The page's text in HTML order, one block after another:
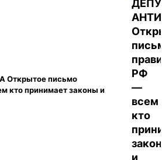
письмо
кто принимает законы и